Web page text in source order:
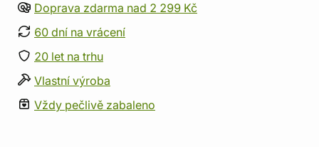
Doprava zdarma nad 2 299 Kč
60 dní na vrácení
20 let na trhu
Vlastní výroba
Vždy pečlivě zabaleno